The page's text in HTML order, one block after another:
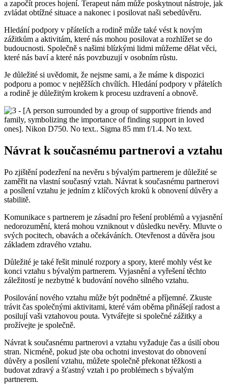
a započít proces hojení. Terapeut nám může poskytnout nástroje, jak
zvládat obtížné situace a nakonec i posilovat naši sebedůvěru.
Hledání podpory v přátelích a rodině může také vést k novým
zážitkům a aktivitám, které nás mohou posilovat a rozhlížet se do
budoucnosti. Společně s našimi blízkými lidmi můžeme dělat věci,
které nás baví a které nás povzbuzují v osobním růstu.
Je důležité si uvědomit, že nejsme sami, a že máme k dispozici
podporu a pomoc v nejtěžších chvílích. Hledání podpory v přátelích
a rodině je důležitým krokem k procesu uzdravení a obnově.
Návrat k současnému partnerovi a vztahu
Po zjištění podezření na nevěru s bývalým partnerem je důležité se
zaměřit na vlastní současný vztah. Návrat k současnému partnerovi
a posílení vztahu je jedním z klíčových kroků k obnovení důvěry a
stabilitě.
Komunikace s partnerem je zásadní pro řešení problémů a vyjasnění
nedorozumění, která mohou vzniknout v důsledku nevěry. Mluvte o
svých pocitech, obavách a očekáváních. Otevřenost a důvěra jsou
základem zdravého vztahu.
Důležité je také řešit minulé rozpory a spory, které mohly vést ke
konci vztahu s bývalým partnerem. Vyjasnění a vyřešení těchto
záležitostí je nezbytné k budování nového silného vztahu.
Posilování nového vztahu může být podnětné a příjemné. Zkuste
trávit čas společnými aktivitami, které vám oběma přinášejí radost a
posilují vaši vztahovou pouta. Vytvářejte si společné zážitky a
prožívejte je společně.
Návrat k současnému partnerovi a vztahu vyžaduje čas a úsilí obou
stran. Nicméně, pokud jste oba ochotni investovat do obnovení
důvěry a posílení vztahu, můžete společně překonat těžkosti a
budovat zdravý a šťastný vztah i po problémech s bývalým
partnerem.